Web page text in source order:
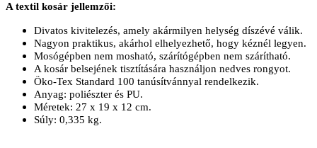
A textil kosár jellemzői:
Divatos kivitelezés, amely akármilyen helység díszévé válik.
Nagyon praktikus, akárhol elhelyezhető, hogy kéznél legyen.
Mosógépben nem mosható, szárítógépben nem szárítható.
A kosár belsejének tisztítására használjon nedves rongyot.
Öko-Tex Standard 100 tanúsítvánnyal rendelkezik.
Anyag: poliészter és PU.
Méretek: 27 x 19 x 12 cm.
Súly: 0,335 kg.